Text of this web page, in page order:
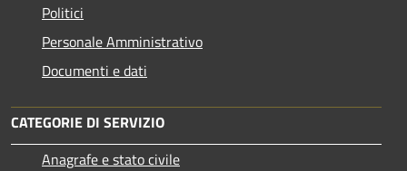
Politici
Personale Amministrativo
Documenti e dati
CATEGORIE DI SERVIZIO
Anagrafe e stato civile